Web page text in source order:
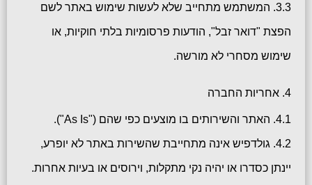
3.3. המשתמש מתחייב שלא לעשות שימוש באתר לשם
הפצת "דואר זבל", הודעות פרסומיות בלתי חוקיות, או
שימוש מסחרי לא מורשה.
4. אחריות החברה
4.1. האתר והשירותים בו מוצעים כפי שהם ("As Is").
4.2. גולדפיש אינה מתחייבת שהשירות באתר לא יופרע,
יינתן כסדרו או יהיה נקי מתקלות, וירוסים או בעיות אחרות.